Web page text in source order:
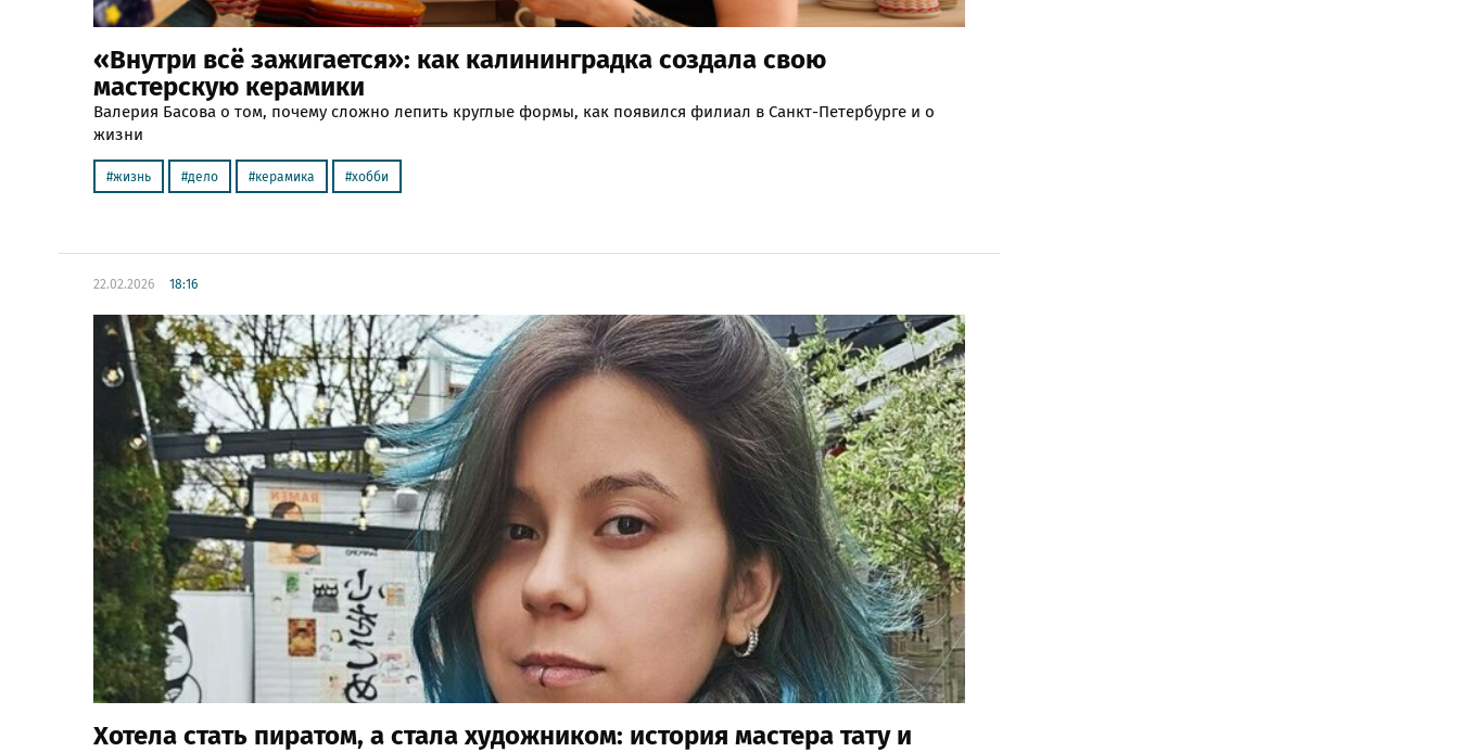
«Внутри всё зажигается»: как калининградка создала свою
мастерскую керамики
Валерия Басова о том, почему сложно лепить круглые формы, как появился филиал в Санкт-Петербурге и о
жизни
жизнь дело керамика хобби
22.02.2026 18:16
Хотела стать пиратом, а стала художником: история мастера тату и